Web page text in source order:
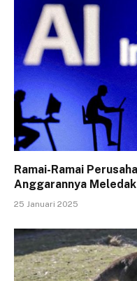
Ramai-Ramai
Anggarannya Meledak
25 Januari 2025